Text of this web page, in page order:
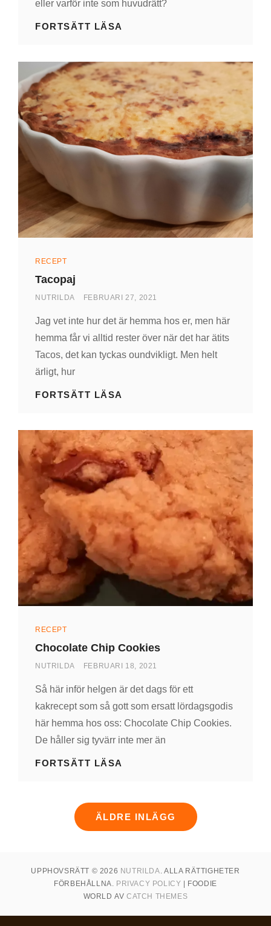
eller varför inte som huvudrätt?
FORTSÄTT LÄSA
Kategorier
RECEPT
Tacopaj
AV
NUTRILDA
PUBLICERAD
FEBRUARI 27, 2021
Jag vet inte hur det är hemma hos er, men här
hemma får vi alltid rester över när det har ätits
Tacos, det kan tyckas oundvikligt. Men helt
ärligt, hur
FORTSÄTT LÄSA
Kategorier
RECEPT
Chocolate Chip Cookies
AV
NUTRILDA
PUBLICERAD
FEBRUARI 18, 2021
Så här inför helgen är det dags för ett
kakrecept som så gott som ersatt lördagsgodis
här hemma hos oss: Chocolate Chip Cookies.
De håller sig tyvärr inte mer än
FORTSÄTT LÄSA
Inläggsnavigering
ÄLDRE INLÄGG
UPPHOVSRÄTT © 2026 NUTRILDA. ALLA RÄTTIGHETER
FÖRBEHÅLLNA. PRIVACY POLICY | FOODIE
WORLD AVCATCH THEMES